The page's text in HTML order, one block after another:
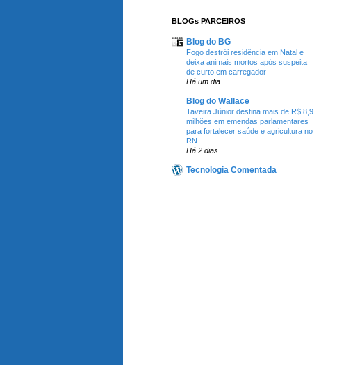
BLOGs PARCEIROS
Blog do BG
Fogo destrói residência em Natal e
deixa animais mortos após suspeita
de curto em carregador
Há um dia
Blog do Wallace
Taveira Júnior destina mais de R$ 8,9
milhões em emendas parlamentares
para fortalecer saúde e agricultura no
RN
Há 2 dias
Tecnologia Comentada